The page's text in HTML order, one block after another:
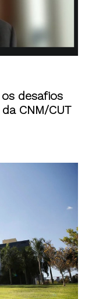
desafios
CNM/CUT